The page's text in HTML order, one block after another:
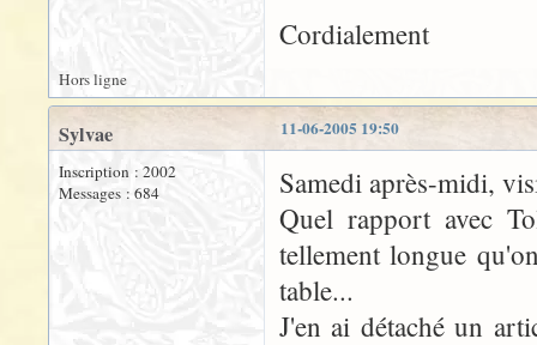
Cordialement
Hors ligne
11-06-2005 19:50
Sylvae
Inscription : 2002
Messages : 684
Samedi après-midi,
Quel rapport avec
tellement longue
table...
J'en ai détaché un